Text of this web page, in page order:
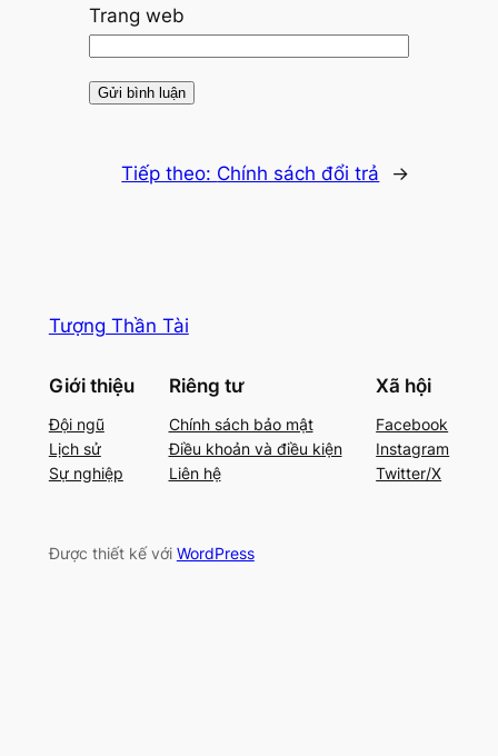
Trang web
Tiếp theo: Chính sách đổi trả →
Tượng Thần Tài
Giới thiệu
Đội ngũ
Lịch sử
Sự nghiệp
Riêng tư
Chính sách bảo mật
Điều khoản và điều kiện
Liên hệ
Xã hội
Facebook
Instagram
Twitter/X
Được thiết kế với WordPress